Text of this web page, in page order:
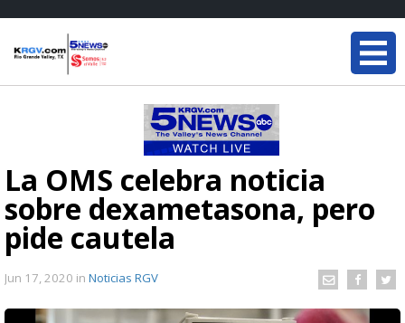
La OMS celebra noticia
sobre dexametasona, pero
pide cautela
Jun 17, 2020 in Noticias RGV